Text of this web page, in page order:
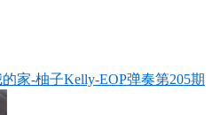
家-柚子Kelly-EOP弹奏第205期